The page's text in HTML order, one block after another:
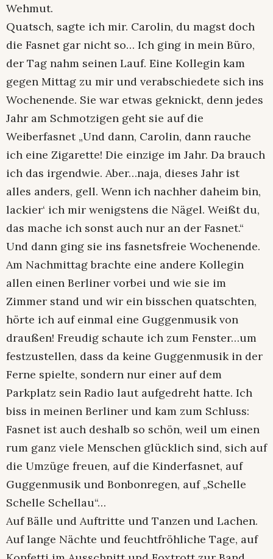
Wehmut.
Quatsch, sagte ich mir. Carolin, du magst doch
die Fasnet gar nicht so… Ich ging in mein Büro,
der Tag nahm seinen Lauf. Eine Kollegin kam
gegen Mittag zu mir und verabschiedete sich ins
Wochenende. Sie war etwas geknickt, denn jedes
Jahr am Schmotzigen geht sie auf die
Weiberfasnet „Und dann, Carolin, dann rauche
ich eine Zigarette! Die einzige im Jahr. Da brauch
ich das irgendwie. Aber…naja, dieses Jahr ist
alles anders, gell. Wenn ich nachher daheim bin,
lackier‘ ich mir wenigstens die Nägel. Weißt du,
das mache ich sonst auch nur an der Fasnet.“
Und dann ging sie ins fasnetsfreie Wochenende.
Am Nachmittag brachte eine andere Kollegin
allen einen Berliner vorbei und wie sie im
Zimmer stand und wir ein bisschen quatschten,
hörte ich auf einmal eine Guggenmusik von
draußen! Freudig schaute ich zum Fenster…um
festzustellen, dass da keine Guggenmusik in der
Ferne spielte, sondern nur einer auf dem
Parkplatz sein Radio laut aufgedreht hatte. Ich
biss in meinen Berliner und kam zum Schluss:
Fasnet ist auch deshalb so schön, weil um einen
rum ganz viele Menschen glücklich sind, sich auf
die Umzüge freuen, auf die Kinderfasnet, auf
Guggenmusik und Bonbonregen, auf „Schelle
Schelle Schellau“…
Auf Bälle und Auftritte und Tanzen und Lachen.
Auf lange Nächte und feuchtfröhliche Tage, auf